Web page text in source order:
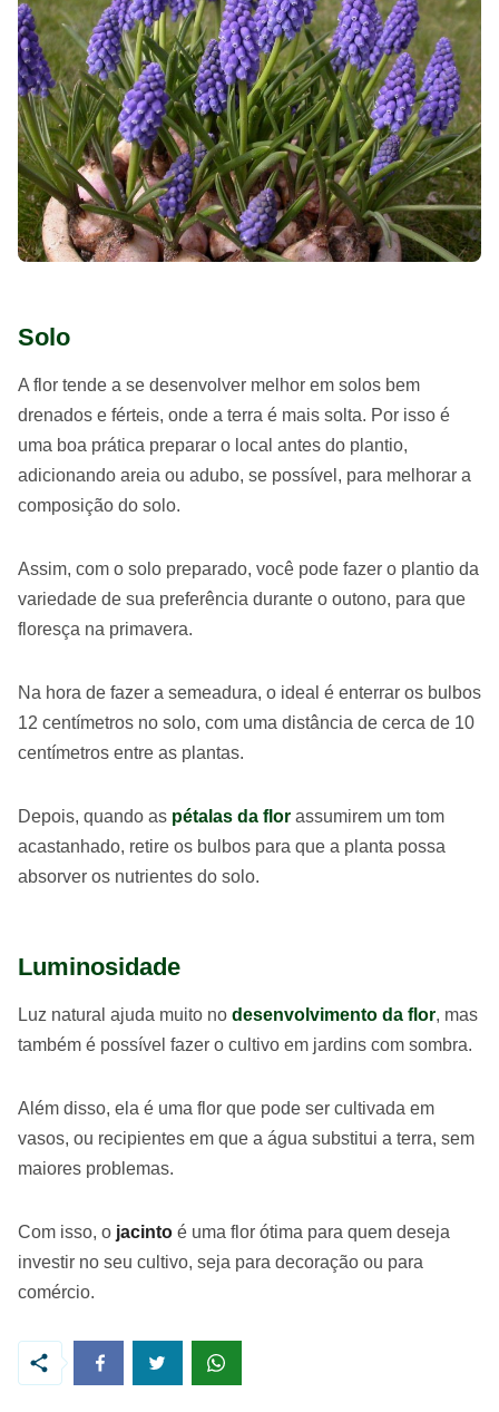
Solo
A flor tende a se desenvolver melhor em solos bem
drenados e férteis, onde a terra é mais solta. Por isso é
uma boa prática preparar o local antes do plantio,
adicionando areia ou adubo, se possível, para melhorar a
composição do solo.
Assim, com o solo preparado, você pode fazer o plantio da
variedade de sua preferência durante o outono, para que
floresça na primavera.
Na hora de fazer a semeadura, o ideal é enterrar os bulbos
12 centímetros no solo, com uma distância de cerca de 10
centímetros entre as plantas.
Depois, quando as pétalas da flor assumirem um tom
acastanhado, retire os bulbos para que a planta possa
absorver os nutrientes do solo.
Luminosidade
Luz natural ajuda muito no desenvolvimento da flor, mas
também é possível fazer o cultivo em jardins com sombra.
Além disso, ela é uma flor que pode ser cultivada em
vasos, ou recipientes em que a água substitui a terra, sem
maiores problemas.
Com isso, o jacinto é uma flor ótima para quem deseja
investir no seu cultivo, seja para decoração ou para
comércio.